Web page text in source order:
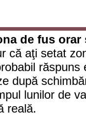
de fus
că aţi setat
după
lunilor de
reală.